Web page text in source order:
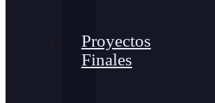
Proyectos
Finales